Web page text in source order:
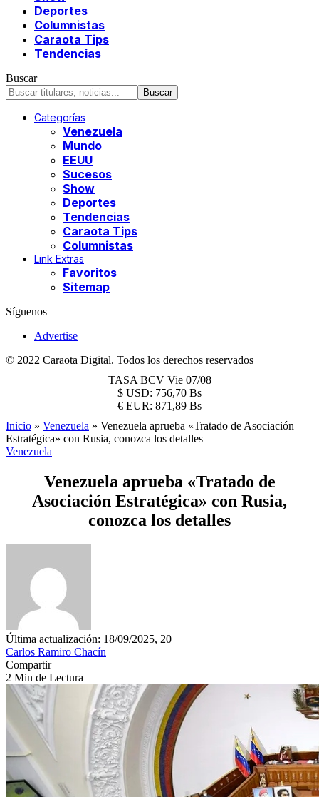
Deportes
Columnistas
Caraota Tips
Tendencias
Buscar
Categorías
Venezuela
Mundo
EEUU
Sucesos
Show
Deportes
Tendencias
Caraota Tips
Columnistas
Link Extras
Favoritos
Sitemap
Síguenos
Advertise
© 2022 Caraota Digital. Todos los derechos reservados
TASA BCV Vie 07/08
$ USD: 756,70 Bs
€ EUR: 871,89 Bs
Inicio » Venezuela » Venezuela aprueba «Tratado de Asociación
Estratégica» con Rusia, conozca los detalles
Venezuela
Venezuela aprueba «Tratado de
Asociación Estratégica» con Rusia,
conozca los detalles
Última actualización: 18/09/2025, 20
Carlos Ramiro Chacín
Compartir
2 Min de Lectura